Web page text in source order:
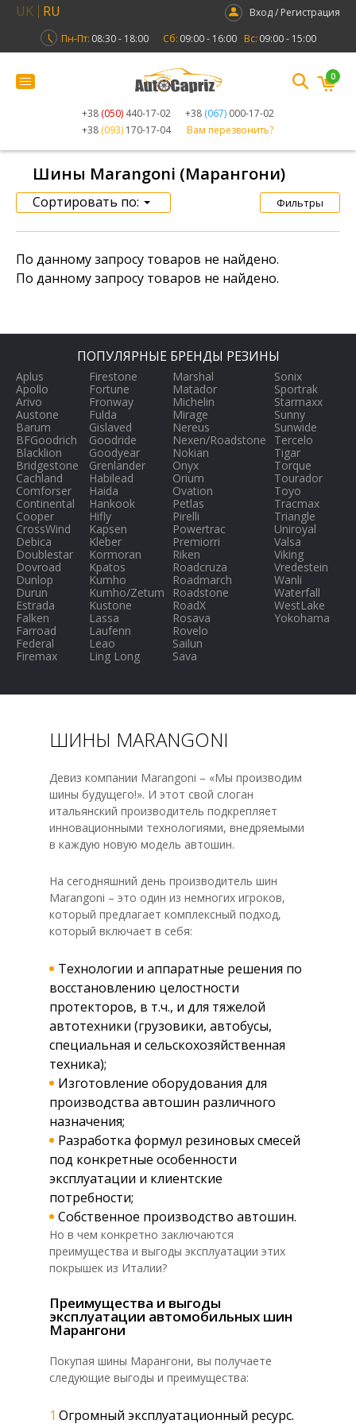
UK RU
Вход / Регистрация
Пн-Пт: 08:30 - 18:00 Сб: 09:00 - 16:00 Вс: 09:00 - 15:00
+38 (050) 440-17-02 +38 (067) 000-17-02
+38 (093) 170-17-04 Вам перезвонить?
0
Шины Marangoni (Марангони)
Сортировать по: Фильтры
По данному запросу товаров не найдено.
По данному запросу товаров не найдено.
ПОПУЛЯРНЫЕ БРЕНДЫ РЕЗИНЫ
Aplus
Apollo
Arivo
Austone
Barum
BFGoodrich
Blacklion
Bridgestone
Cachland
Comforser
Continental
Cooper
CrossWind
Debica
Doublestar
Dovroad
Dunlop
Durun
Estrada
Falken
Farroad
Federal
Firemax
Firestone
Fortune
Fronway
Fulda
Gislaved
Goodride
Goodyear
Grenlander
Habilead
Haida
Hankook
Hifly
Kapsen
Kleber
Kormoran
Kpatos
Kumho
Kumho/Zetum
Kustone
Lassa
Laufenn
Leao
Ling Long
Marshal
Matador
Michelin
Mirage
Nereus
Nexen/Roadstone
Nokian
Onyx
Orium
Ovation
Petlas
Pirelli
Powertrac
Premiorri
Riken
Roadcruza
Roadmarch
Roadstone
RoadX
Rosava
Rovelo
Sailun
Sava
Sonix
Sportrak
Starmaxx
Sunny
Sunwide
Tercelo
Tigar
Torque
Tourador
Toyo
Tracmax
Triangle
Uniroyal
Valsa
Viking
Vredestein
Wanli
Waterfall
WestLake
Yokohama
ШИНЫ MARANGONI
Девиз компании Marangoni – «Мы производим
шины будущего!». И этот свой слоган
итальянский производитель подкрепляет
инновационными технологиями, внедряемыми
в каждую новую модель автошин.
На сегодняшний день производитель шин
Marangoni – это один из немногих игроков,
который предлагает комплексный подход,
который включает в себя:
Технологии и аппаратные решения по
восстановлению целостности
протекторов, в т.ч., и для тяжелой
автотехники (грузовики, автобусы,
специальная и сельскохозяйственная
техника);
Изготовление оборудования для
производства автошин различного
назначения;
Разработка формул резиновых смесей
под конкретные особенности
эксплуатации и клиентские
потребности;
Собственное производство автошин.
Но в чем конкретно заключаются
преимущества и выгоды эксплуатации этих
покрышек из Италии?
Преимущества и выгоды
эксплуатации автомобильных шин
Марангони
Покупая шины Марангони, вы получаете
следующие выгоды и преимущества:
Огромный эксплуатационный ресурс.